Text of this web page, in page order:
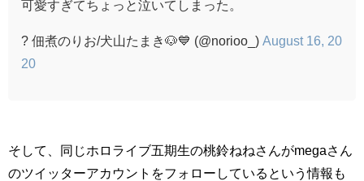
可愛すぎてちょっと泣いてしまった。
? 佃煮のりお/犬山たまき🐶💙 (@norioo_) August 16, 20
20
そして、同じホロライブ五期生の桃鈴ねねさんがmegaさん
のツイッターアカウントをフォローしているという情報も